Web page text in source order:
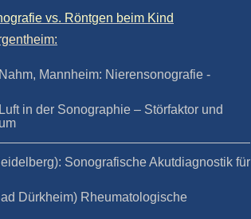
vs. Röntgen beim Kind
Mannheim: Nierensonografie -
in der Sonographie – Störfaktor und
Sonografische Akutdiagnostik für
Dürkheim) Rheumatologische